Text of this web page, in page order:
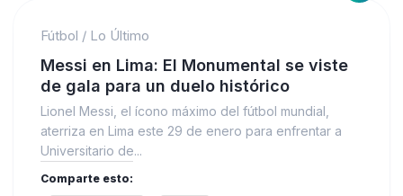
Fútbol / Lo Último
Messi en Lima: El Monumental se viste
de gala para un duelo histórico
Lionel Messi, el ícono máximo del fútbol mundial,
aterriza en Lima este 29 de enero para enfrentar a
Universitario de...
Comparte esto: